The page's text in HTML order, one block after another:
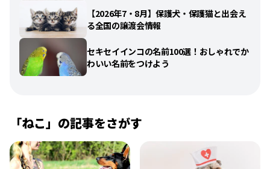
【2026年7・8月】保護犬・保護猫と出会え
る全国の譲渡会情報
セキセイインコの名前100選！おしゃれでか
わいい名前をつけよう
「ねこ」の記事をさがす